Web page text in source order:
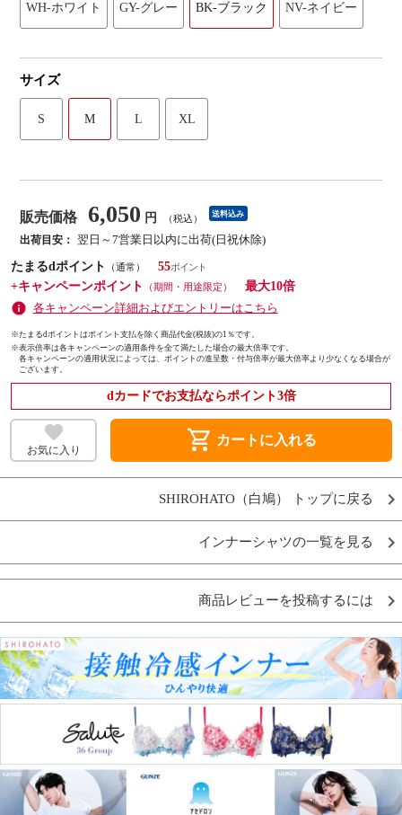
WH-ホワイト GY-グレー BK-ブラック NV-ネイビー
サイズ
S M L XL
販売価格 6,050 円 （税込） 送料込み
出荷目安： 翌日～7営業日以内に出荷(日祝休除)
たまるdポイント
（通常）
55
+キャンペーンポイント
（期間・用途限定）
最大10倍
各キャンペーン詳細およびエントリーはこちら
※たまるdポイントはポイント支払を除く商品代金(税抜)の1％です。
※表示倍率は各キャンペーンの適用条件を全て満たした場合の最大倍率です。
各キャンペーンの適用状況によっては、ポイントの進呈数・付与倍率が最大倍率より少なくなる場合が
ございます。
dカードでお支払ならポイント3倍
お気に入り shopping_cart カートに入れる
SHIROHATO（白鳩） トップに戻る
インナーシャツの一覧を見る
商品レビューを投稿するには